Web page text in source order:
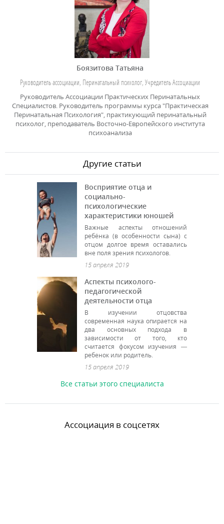
Боязитова Татьяна
Руководитель ассоциации, Перинатальный психолог, Учредитель Ассоциации
Руководитель Ассоциации Практических Перинатальных
Специалистов. Руководитель программы курса "Практическая
Перинатальная Психология", практикующий перинатальный
психолог, преподаватель Восточно-Европейского института
психоанализа
Другие статьи
Восприятие отца и
социально-
психологические
характеристики юношей
Важные аспекты отношений
ребёнка (в особенности сына) с
отцом долгое время оставались
вне поля зрения психологов.
15 апреля 2019
Аспекты психолого-
педагогической
деятельности отца
В изучении отцовства
современная наука опирается на
два основных подхода в
зависимости от того, кто
считается фокусом изучения —
ребенок или родитель.
15 апреля 2019
Все статьи этого специалиста
Ассоциация в соцсетях